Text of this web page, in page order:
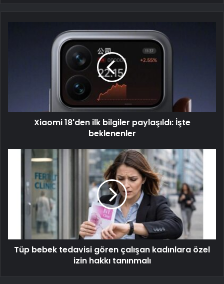
Xiaomi 18'den ilk bilgiler paylaşıldı: İşte
beklenenler
Tüp bebek tedavisi gören çalışan kadınlara özel
izin hakkı tanınmalı